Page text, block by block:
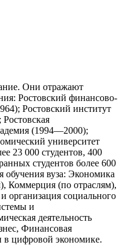
Они отражают
Ростовский финансово-
Ростовский институт
(1994—2000);
университет
23 000 студентов, 400
студентов более 600
обучения вуза: Экономика
Коммерция (по отраслям),
организация социального
и
деятельность
Финансовая
в цифровой экономике.